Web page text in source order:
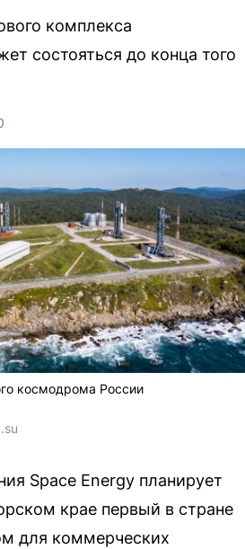
комплекса
состояться до конца того
космодрома России
Space Energy планирует
крае первый в стране
для коммерческих